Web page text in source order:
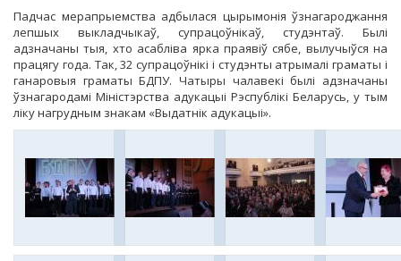
Падчас мерапрыемства адбылася цырымонія ўзнагароджання
лепшых выкладчыкаў, супрацоўнікаў, студэнтаў. Былі
адзначаны тыя, хто асабліва ярка праявіў сябе, вылучыўся на
працягу года. Так, 32 супрацоўнікі і студэнты атрымалі граматы і
ганаровыя граматы БДПУ. Чатыры чалавекі былі адзначаны
ўзнагародамі Міністэрства адукацыі Рэспублікі Беларусь, у тым
ліку нагрудным знакам «Выдатнік адукацыі».